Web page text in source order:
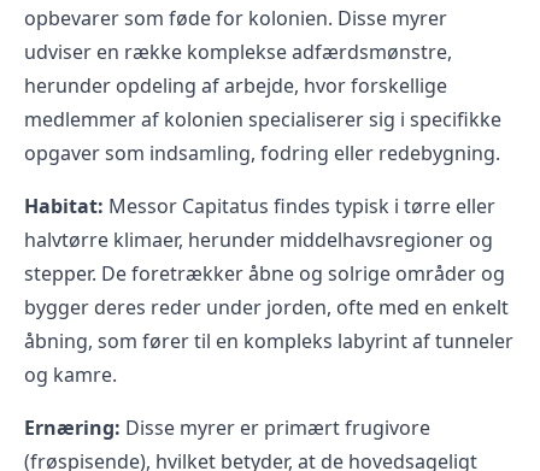
opbevarer som føde for kolonien. Disse myrer
udviser en række komplekse adfærdsmønstre,
herunder opdeling af arbejde, hvor forskellige
medlemmer af kolonien specialiserer sig i specifikke
opgaver som indsamling, fodring eller redebygning.
Habitat: Messor Capitatus findes typisk i tørre eller
halvtørre klimaer, herunder middelhavsregioner og
stepper. De foretrækker åbne og solrige områder og
bygger deres reder under jorden, ofte med en enkelt
åbning, som fører til en kompleks labyrint af tunneler
og kamre.
Ernæring: Disse myrer er primært frugivore
(frøspisende), hvilket betyder, at de hovedsageligt